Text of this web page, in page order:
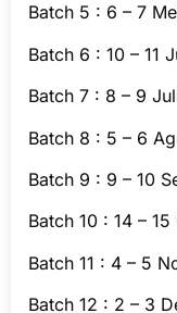
Batch 5 : 6 – 7
Batch 6 : 10 – 11
Batch 7 : 8 – 9
Batch 8 : 5 – 6
Batch 9 : 9 – 10
Batch 10 : 14 –
Batch 11 : 4 – 5
Batch 12 : 2 – 3